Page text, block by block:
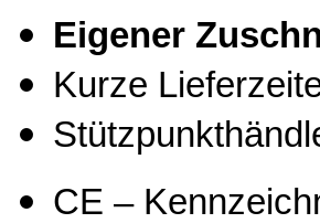
Eigener
Kurze
CE –